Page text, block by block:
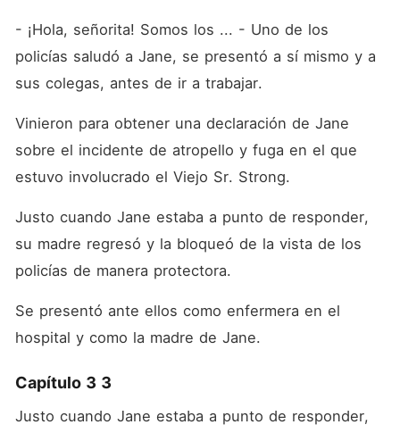
- ¡Hola, señorita! Somos los ... - Uno de los
policías saludó a Jane, se presentó a sí mismo y a
sus colegas, antes de ir a trabajar.
Vinieron para obtener una declaración de Jane
sobre el incidente de atropello y fuga en el que
estuvo involucrado el Viejo Sr. Strong.
Justo cuando Jane estaba a punto de responder,
su madre regresó y la bloqueó de la vista de los
policías de manera protectora.
Se presentó ante ellos como enfermera en el
hospital y como la madre de Jane.
Capítulo 3 3
Justo cuando Jane estaba a punto de responder,